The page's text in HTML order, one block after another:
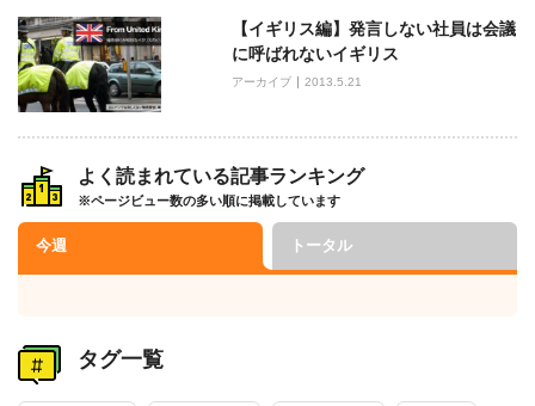
【イギリス編】発言しない社員は会議
に呼ばれないイギリス
アーカイブ 2013.5.21
よく読まれている記事ランキング
※ページビュー数の多い順に掲載しています
今週 トータル
タグ一覧